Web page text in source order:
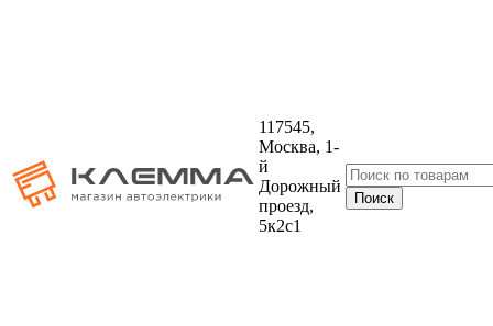
117545,
Москва, 1-
й
Дорожный
проезд,
5к2с1